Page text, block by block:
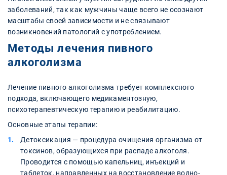
заболеваний, так как мужчины чаще всего не осознают
масштабы своей зависимости и не связывают
возникновений патологий с употреблением.
Методы лечения пивного
алкоголизма
Лечение пивного алкоголизма требует комплексного
подхода, включающего медикаментозную,
психотерапевтическую терапию и реабилитацию.
Основные этапы терапии:
Детоксикация — процедура очищения организма от
токсинов, образующихся при распаде алкоголя.
Проводится с помощью капельниц, инъекций и
таблеток, направленных на восстановление водно-